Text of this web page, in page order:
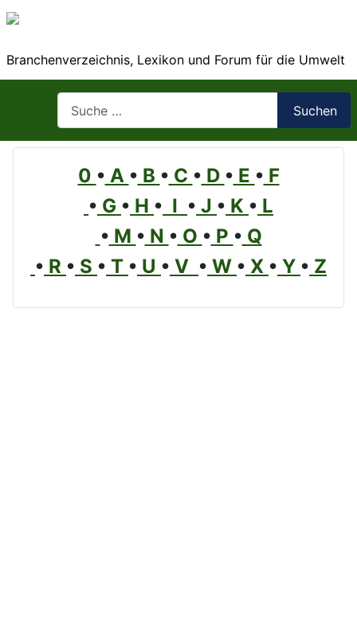
Branchenverzeichnis, Lexikon und Forum für die Umwelt
Suchen
0 • A • B • C • D • E • F
• G • H • I • J • K • L
• M • N • O • P • Q
• R • S • T • U • V • W • X • Y • Z